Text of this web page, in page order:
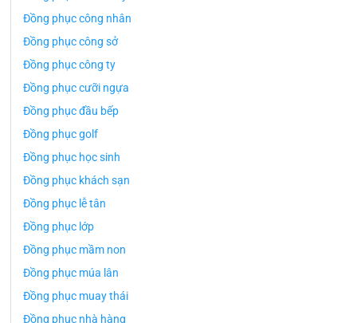
Đồng phục công nhân
Đồng phục công sở
Đồng phục công ty
Đồng phục cưỡi ngựa
Đồng phục đầu bếp
Đồng phục golf
Đồng phục học sinh
Đồng phục khách sạn
Đồng phục lễ tân
Đồng phục lớp
Đồng phục mầm non
Đồng phục múa lân
Đồng phục muay thái
Đồng phục nhà hàng